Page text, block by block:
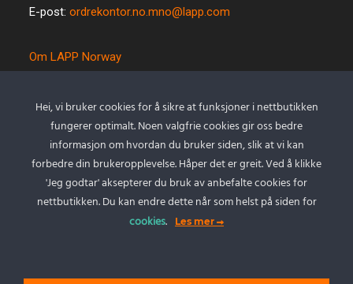
E-post:ordrekontor.no.mno@lapp.com
Om LAPP Norway
Kvalitet og miljø
Betingelser
Kontakt oss
Cookie policy
Personvernserklæring
Hei, vi bruker cookies for å sikre at funksjoner i nettbutikken
fungerer optimalt. Noen valgfrie cookies gir oss bedre
informasjon om hvordan du bruker siden, slik at vi kan
forbedre din brukeropplevelse. Håper det er greit. Ved å klikke
'Jeg godtar' aksepterer du bruk av anbefalte cookies for
nettbutikken. Du kan endre dette når som helst på siden for
cookies. Les mer